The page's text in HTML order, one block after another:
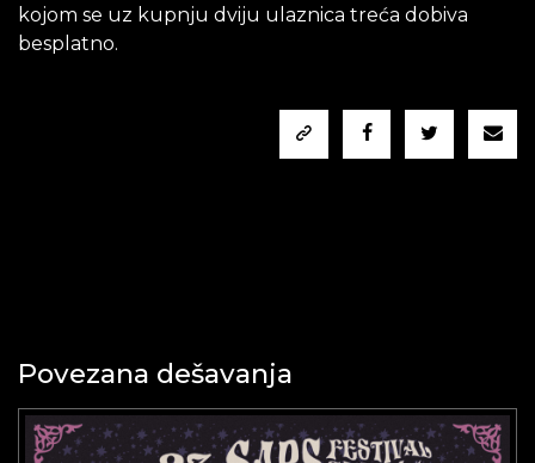
kojom se uz kupnju dviju ulaznica treća dobiva
besplatno.
Povezana dešavanja